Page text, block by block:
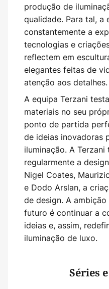
produção de
qualidade. Para tal, a
constantemente a
tecnologias e
reflectem em
elegantes feitas de
atenção aos detalhes.
A equipa Terzani
materiais no seu
ponto de partida
de ideias inovadoras
iluminação. A
regularmente a
Nigel Coates,
e Dodo Arslan, a
de design. A
futuro é continuar a
ideias e, assim,
iluminação de luxo.
Séries